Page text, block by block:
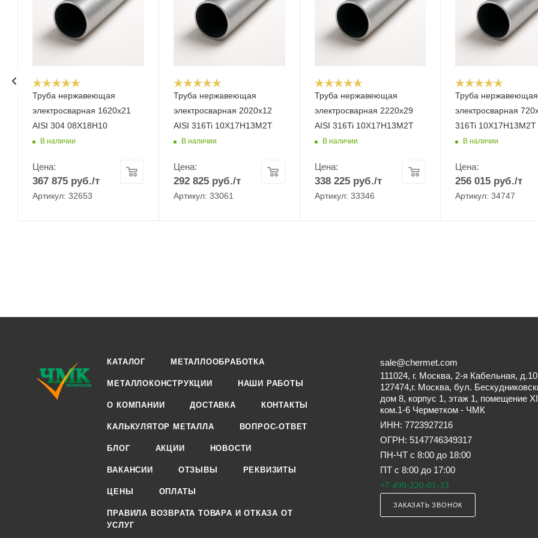
Труба нержавеющая
электросварная 1620х21
AISI 304 08Х18Н10
В наличии
Цена:
367 875 руб./т
Артикул: 32653
Труба нержавеющая
электросварная 2020х12
AISI 316Ti 10Х17Н13М2Т
В наличии
Цена:
292 825руб./т
Артикул: 33061
Труба нержавеющая
электросварная 2220х29
AISI 316Ti 10Х17Н13М2Т
В наличии
Цена:
338 225руб./т
Артикул: 33346
Труба нержавеющая
электросварная
316Ti 10Х17Н13М2Т
В наличии
Цена:
256 015 руб./т
Артикул: 34747
КАТАЛОГ МЕТАЛЛООБРАБОТКА
МЕТАЛЛОКОНСТРУКЦИИ НАШИ РАБОТЫ
О КОМПАНИИ ДОСТАВКА КОНТАКТЫ
КАЛЬКУЛЯТОР МЕТАЛЛА ВОПРОС-ОТВЕТ
БЛОГ АКЦИИ НОВОСТИ
ВАКАНСИИ ОТЗЫВЫ РЕКВИЗИТЫ
ЦЕНЫ ОПЛАТЫ
ПРАВИЛА ВОЗВРАТА ТОВАРА И ОТКАЗА ОТ
УСЛУГ
sale@chermet.com
111024, г. Москва, 2-я Кабельная, д.10
127474,г. Москва, бул.
дом 8, корпус 1, этаж 1, помещение
ком.1-6 Черметком - ЧМК
ИНН: 7723927216
ОГРН: 5147746349317
ПН-ЧТ с 8:00 до 18:00
ПТ с 8:00 до 17:00
+7 499-220-01-33
ЗАКАЗАТЬ ЗВОНОК